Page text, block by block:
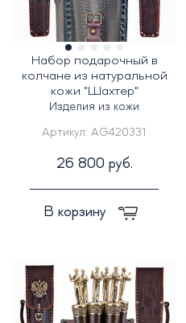
Набор подарочный в
колчане из натуральной
кожи "Шахтер"
Изделия из кожи
Артикул:AG420331
26 800 руб.
В корзину